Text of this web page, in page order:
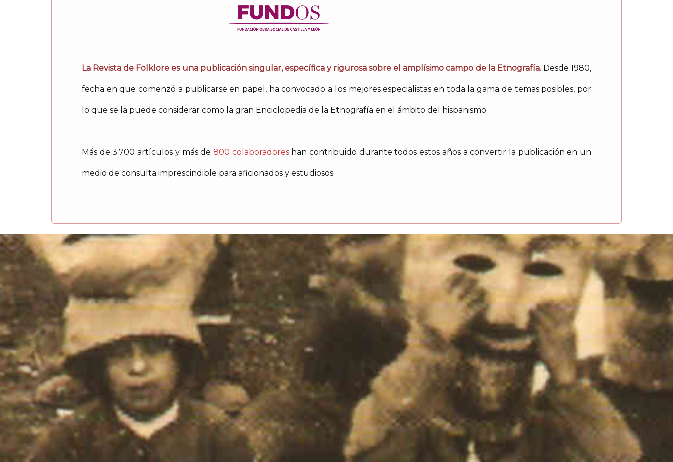
La Revista de Folklore es una publicación singular, específica y rigurosa sobre el amplísimo campo de la Etnografía.Desde 1980,
fecha en que comenzó a publicarse en papel, ha convocado a los mejores especialistas en toda la gama de temas posibles, por
lo que se la puede considerar como la gran Enciclopedia de la Etnografía en el ámbito del hispanismo.
Más de 3.700 artículos y más de 800 colaboradoreshan contribuido durante todos estos años a convertir la publicación en un
medio de consulta imprescindible para aficionados y estudiosos.